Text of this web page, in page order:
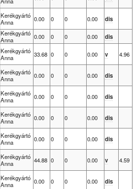
Kerékgyártó
Anna
0.00 0 0 0.00
dis
Kerékgyártó
Anna
0.00 0 0 0.00
dis
Kerékgyártó
Anna
33.68 0 0 0.00 v
4.96
Kerékgyártó
Anna
0.00 0 0 0.00
dis
Kerékgyártó
Anna
0.00 0 0 0.00
dis
Kerékgyártó
Anna
0.00 0 0 0.00
dis
Kerékgyártó
Anna
0.00 0 0 0.00
dis
Kerékgyártó
Anna
44.88 0 0 0.00 v
4.59
Kerékgyártó
Anna
0.00 0 0 0.00
dis